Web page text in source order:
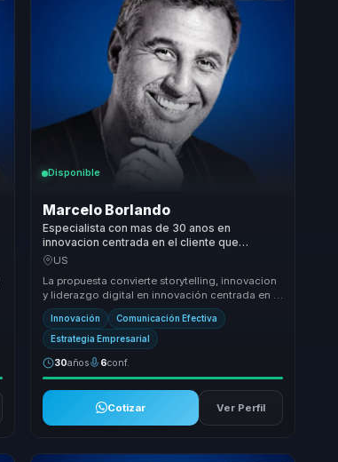
Disponible
Marcelo Borlando
Especialista con mas de 30 anos en
innovacion centrada en el cliente que
convierte experiencia de marca en
US
La propuesta convierte storytelling, innovacion
y liderazgo digital en innovación centrada en el
cliente con utilidad empresarial real. P...
Innovación Comunicación Efectiva
Estrategia Empresarial
30años 6conf.
Cotizar Ver Perfil